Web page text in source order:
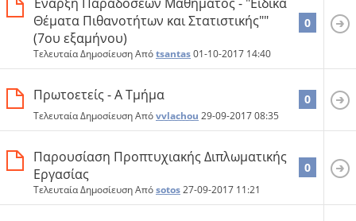
Θέματα Πιθανοτήτων και Στατιστικής""
(7ου εξαμήνου)
Τελευταία Δημοσίευση Απόtsantas01-10-2017 14:40
0
Πρωτοετείς - A Τμήμα
Τελευταία Δημοσίευση Απόvvlachou 29-09-201708:35
0
Παρουσίαση Προπτυχιακής Διπλωματικής
Εργασίας
Τελευταία Δημοσίευση Απόsotos27-09-2017 11:21
0